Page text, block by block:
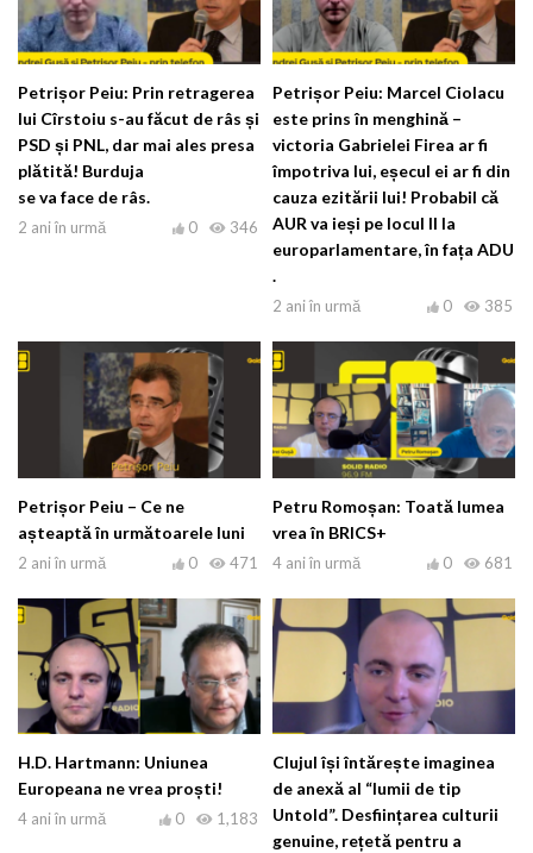
Petrișor Peiu: Prin retragerea
lui Cîrstoiu s-au făcut de râs și
PSD și PNL, dar mai ales presa
plătită! Burduja
se va face de râs.
2 ani în urmă 346
0
Petrișor Peiu: Marcel Ciolacu
este prins în menghină –
victoria Gabrielei Firea ar fi
împotriva lui, eșecul ei ar fi din
cauza ezitării lui! Probabil că
AUR va ieși pe locul II la
europarlamentare, în fața ADU
.
2 ani în urmă 385
0
Petrișor Peiu – Ce ne
așteaptă în următoarele luni
2 ani în urmă 471
0
Petru Romoșan: Toată lumea
vrea în BRICS+
4 ani în urmă 681
0
H.D. Hartmann: Uniunea
Europeana ne vrea proști!
4 ani în urmă 1,183
0
Clujul își întărește imaginea
de anexă al “lumii de tip
Untold”. Desființarea culturii
genuine, rețetă pentru a